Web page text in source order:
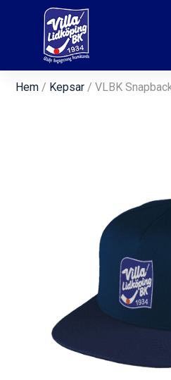
Hem / Kepsar / VLBK